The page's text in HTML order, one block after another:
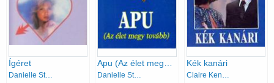
Ígéret
Danielle Steel
Apu (Az élet megy tovább)
Danielle Steel
Kék kanári
Claire Kenneth